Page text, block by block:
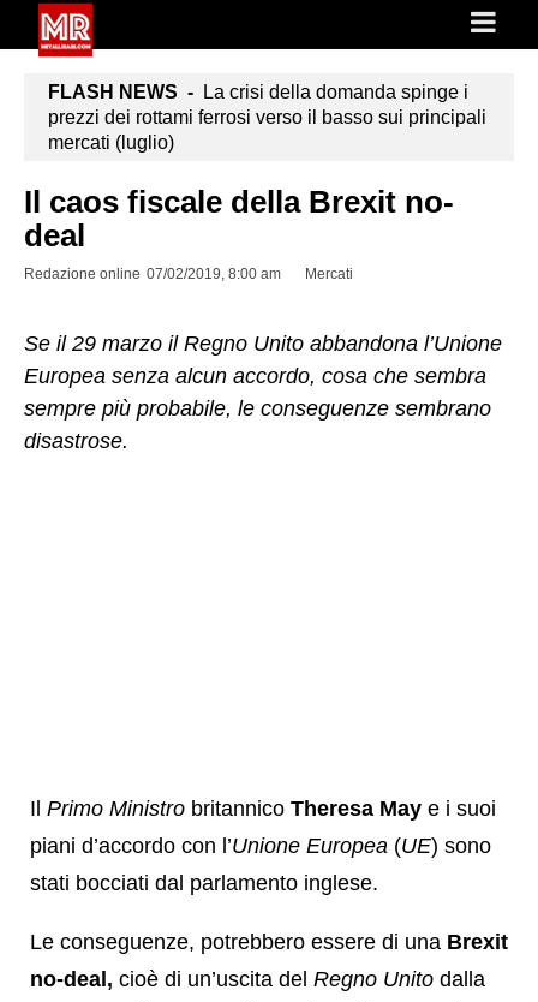
FLASH NEWS - La crisi della domanda spinge i
prezzi dei rottami ferrosi verso il basso sui principali
mercati (luglio)
Il caos fiscale della Brexit no-
deal
Redazione online 07/02/2019, 8:00 am Mercati
Se il 29 marzo il Regno Unito abbandona l’Unione
Europea senza alcun accordo, cosa che sembra
sempre più probabile, le conseguenze sembrano
disastrose.
Il Primo Ministro britannico Theresa May e i suoi
piani d’accordo con l’Unione Europea (UE) sono
stati bocciati dal parlamento inglese.
Le conseguenze, potrebbero essere di una Brexit
no-deal, cioè di un’uscita del Regno Unito dalla